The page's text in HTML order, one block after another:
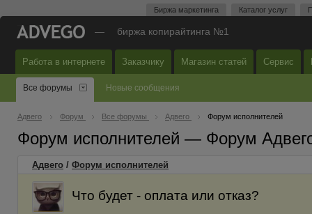
Биржа маркетинга Каталог услуг
— биржа копирайтинга №1
Работа в интернете Заказчику Магазин статей Сервис
Все форумы Новые сообщения
Адвего Форум Все форумы Адвего Форум исполнителей
Форум исполнителей — Форум
Адвего / Форум исполнителей
Что будет - оплата или отказ?